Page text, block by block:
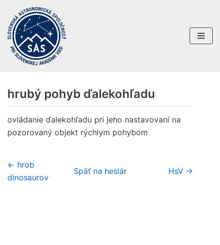
Preskočiť
na
obsah
hrubý pohyb ďalekohľadu
ovládanie ďalekohľadu pri jeho nastavovaní na
pozorovaný objekt rýchlym pohybom
← hrob
dinosaurov
Späť na heslár HsV →